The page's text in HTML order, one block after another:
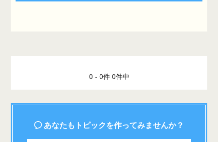
0 - 0件 0件中
あなたもトピックを作ってみませんか？